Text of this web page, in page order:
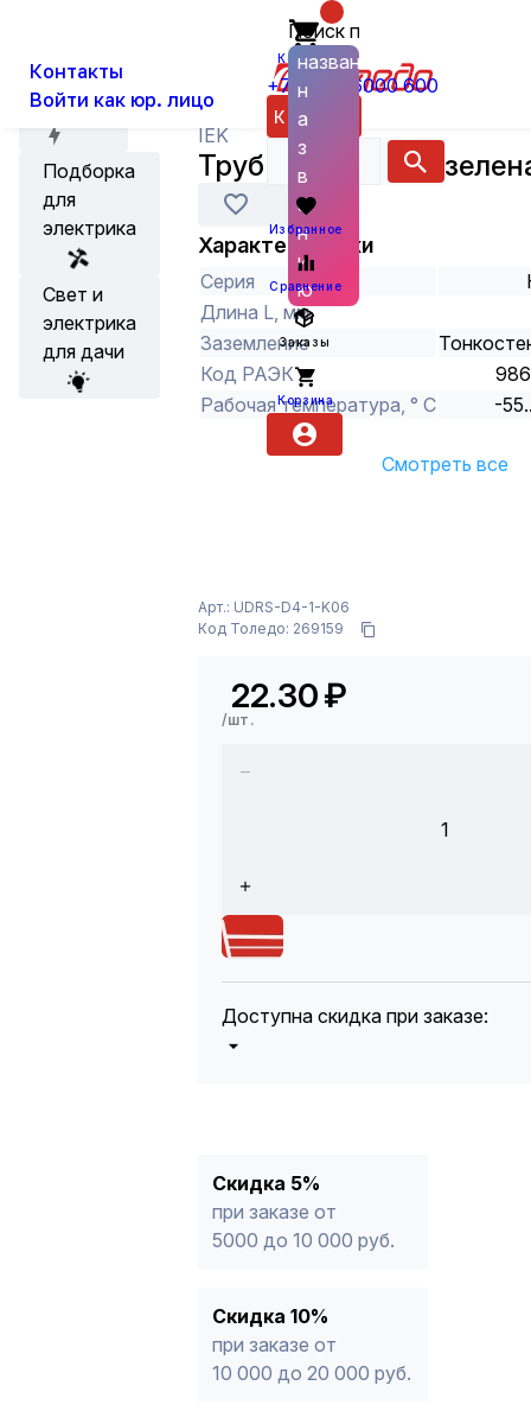
Контакты
Войти как юр. лицо
Корзина
+7 (800) 6000 600
Каталог
Поиск по
названию
н
а
з
в
а
н
и
ю
Избранное
Сравнение
Заказы
Корзина
Акции
Подборка
для
электрика
Свет и
электрика
для дачи
Бытовые товары, прочая
IEK
Трубка ТУТнг 4/2
Характеристики
Серия
Длина L, мм
Заземление
Код РАЭК
Рабочая температура, ° С
-
Смотреть все
Арт.: UDRS-D4-1-K06
Код Толедо: 269159
22.30₽
/шт.
1
Доступна скидка при заказе:
* -Для заказов, состоящих
продукции, максимальная скидка
Скидка 5%
при заказе от
5000 до 10 000 руб.
Скидка 10%
при заказе от
10 000 до 20 000 руб.